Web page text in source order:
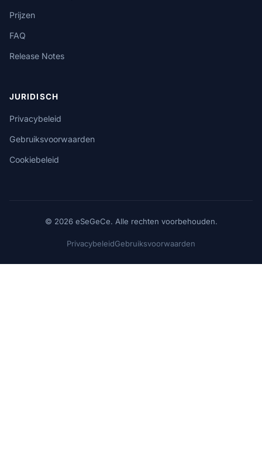
Prijzen
FAQ
Release Notes
JURIDISCH
Privacybeleid
Gebruiksvoorwaarden
Cookiebeleid
© 2026 eSeGeCe. Alle rechten voorbehouden.
PrivacybeleidGebruiksvoorwaarden